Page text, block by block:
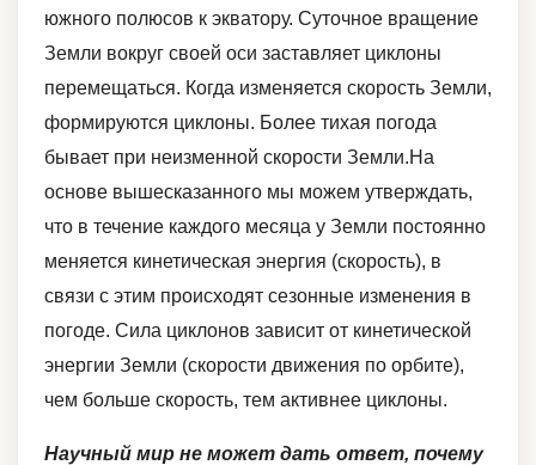
южного полюсов к экватору. Суточное вращение
Земли вокруг своей оси заставляет циклоны
перемещаться. Когда изменяется скорость Земли,
формируются циклоны. Более тихая погода
бывает при неизменной скорости Земли.На
основе вышесказанного мы можем утверждать,
что в течение каждого месяца у Земли постоянно
меняется кинетическая энергия (скорость), в
связи с этим происходят сезонные изменения в
погоде. Сила циклонов зависит от кинетической
энергии Земли (скорости движения по орбите),
чем больше скорость, тем активнее циклоны.
Научный мир не может дать ответ, почему